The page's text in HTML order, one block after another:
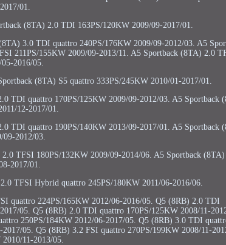
01.
(8TA) 2.0 TDI 163PS/120KW 2009/09-2017/01.
3.0 TDI quattro 240PS/176KW 2009/09-2012/03. A5
211PS/155KW 2009/09-2013/11. A5 Sportback (8TA) 2.0
2016/05.
(8TA) S5 quattro 333PS/245KW 2010/01-2017/01.
TDI quattro 170PS/125KW 2009/09-2012/03. A5 Sportback
12-2017/01.
TDI quattro 190PS/140KW 2013/09-2017/01. A5 Sportback
2012/03.
TFSI 180PS/132KW 2009/09-2014/06. A5 Sportback
2017/01.
TFSI Hybrid quattro 245PS/180KW 2011/06-2016/06.
quattro 224PS/165KW 2012/06-2016/05. Q5 (8RB) 2.0 TDI
05. Q5 (8RB) 2.0 TDI quattro 170PS/125KW 2008/11-
250PS/184KW 2012/06-2017/05. Q5 (8RB) 3.0 TDI
05. Q5 (8RB) 3.2 FSI quattro 270PS/199KW 2008/11-
11-2013/05.